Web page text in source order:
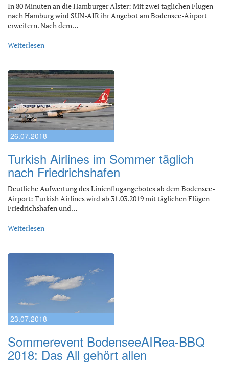
In 80 Minuten an die Hamburger Alster: Mit zwei täglichen Flügen
nach Hamburg wird SUN-AIR ihr Angebot am Bodensee-Airport
erweitern. Nach dem…
Weiterlesen
26.07.2018
Turkish Airlines im Sommer täglich
nach Friedrichshafen
Deutliche Aufwertung des Linienflugangebotes ab dem Bodensee-
Airport: Turkish Airlines wird ab 31.03.2019 mit täglichen Flügen
Friedrichshafen und…
Weiterlesen
23.07.2018
Sommerevent BodenseeAIRea-BBQ
2018: Das All gehört allen